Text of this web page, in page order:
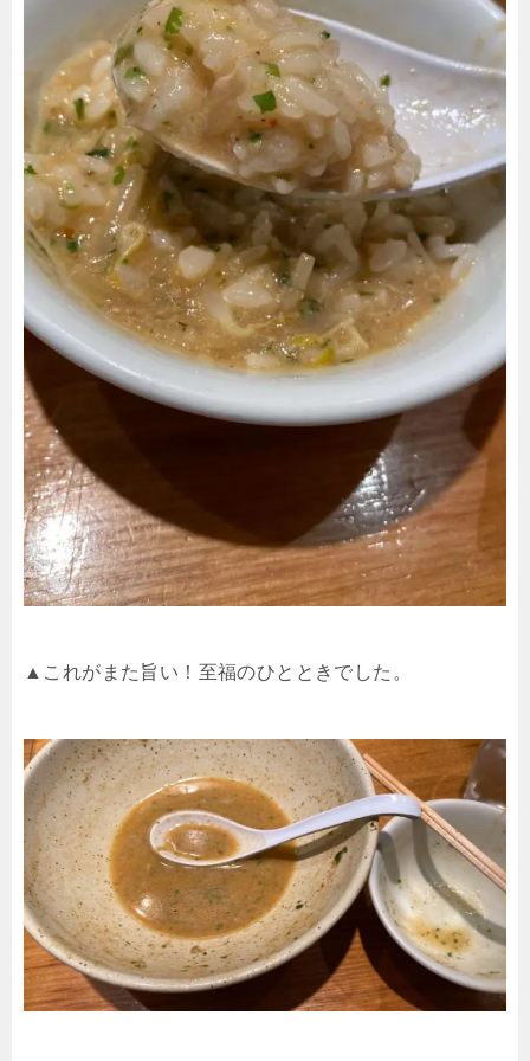
▲これがまた旨い！至福のひとときでした。